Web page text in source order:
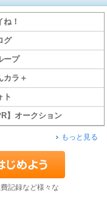
ね！
グ
ープ
カラ＋
ト
】オークション
もっと見る
記録など様々な